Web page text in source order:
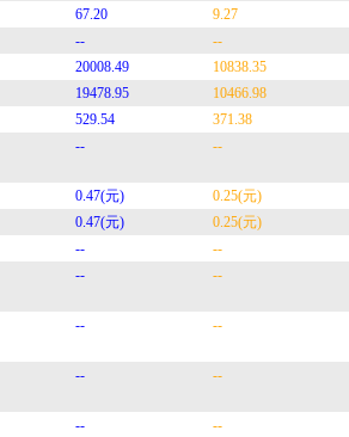
67.20 9.27
-- --
20008.49 10838.35
19478.95 10466.98
529.54 371.38
-- --
0.47(元) 0.25(元)
0.47(元) 0.25(元)
-- --
-- --
-- --
-- --
-- --